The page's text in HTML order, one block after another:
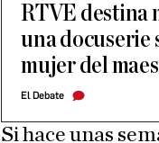
RTVE destina
una docuserie
mujer del
El Debate
Si hace unas